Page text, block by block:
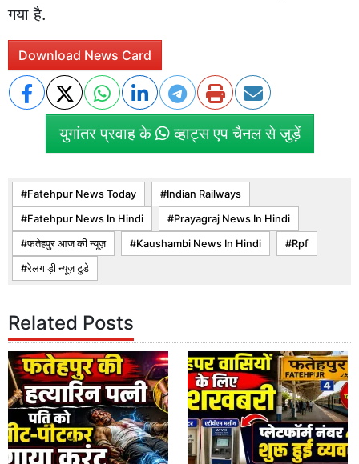
गया है.
Download News Card
युगांतर प्रवाह के व्हाट्स एप चैनल से जुड़ें
Fatehpur News Today Indian Railways
Fatehpur News In Hindi Prayagraj News In Hindi
फतेहपुर आज की न्यूज़ Kaushambi News In Hindi Rpf
रेलगाड़ी न्यूज़ टुडे
Related Posts